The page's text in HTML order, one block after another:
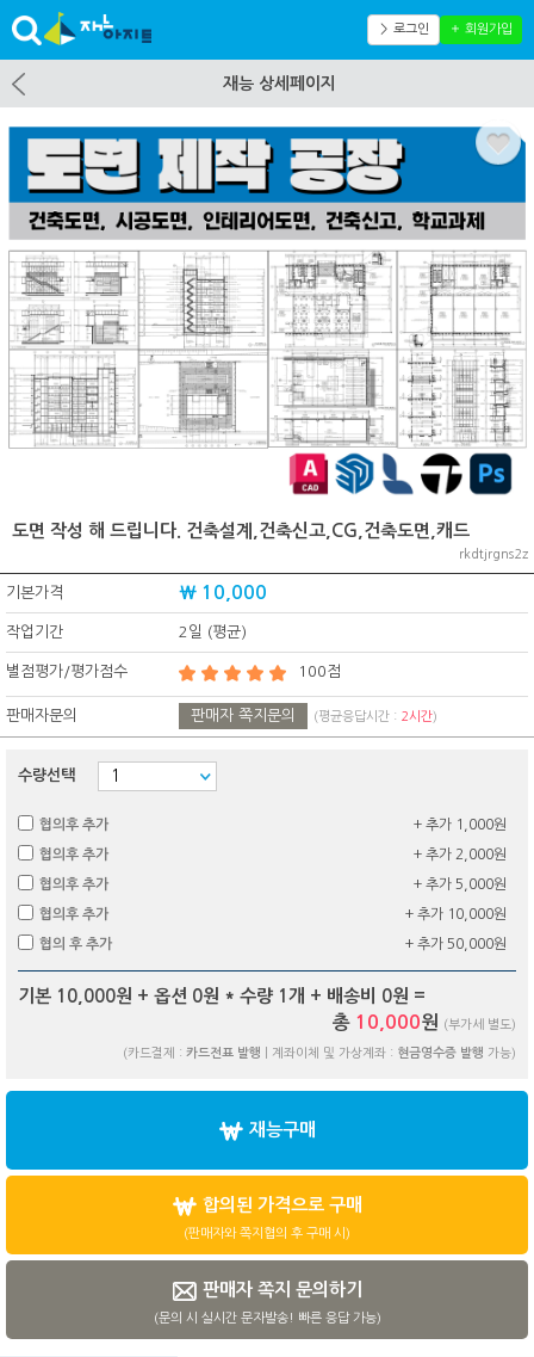
＞ 로그인 ＋ 회원가입
재능 상세페이지
도면 작성 해 드립니다. 건축설계,건축신고,CG,건축도면,캐드
rkdtjrgns2z
기본가격 ₩ 10,000
작업기간 2일 (평균)
별점평가/평가점수 100점
판매자문의 판매자 쪽지문의 (평균응답시간 : 2시간)
수량선택
협의후 추가 + 추가 1,000원
협의후 추가 + 추가 2,000원
협의후 추가 + 추가 5,000원
협의후 추가 + 추가 10,000원
협의 후 추가 + 추가 50,000원
기본 10,000원 + 옵션 0원 * 수량 1 개 + 배송비 0원 =
총 10,000원 (부가세 별도)
(카드결제 : 카드전표 발행 | 계좌이체 및 가상계좌 : 현금영수증 발행 가능)
재능구매
합의된 가격으로 구매
(판매자와 쪽지협의 후 구매 시)
판매자 쪽지 문의하기
(문의 시 실시간 문자발송! 빠른 응답 가능)